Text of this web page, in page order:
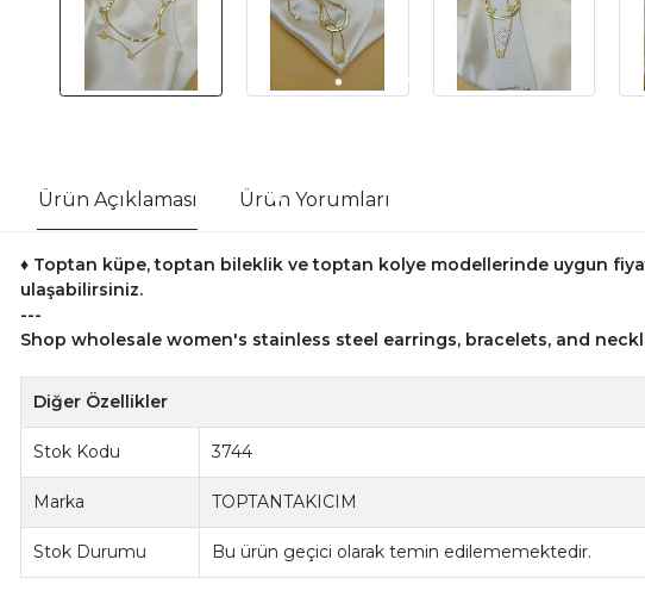
Ürün Açıklaması Ürün Yorumları
♦ Toptan küpe, toptan bileklik ve toptan kolye modellerinde uygun
ulaşabilirsiniz.
---
Shop wholesale women's stainless steel earrings, bracelets, and
Diğer Özellikler
Stok Kodu 3744
Marka TOPTANTAKICIM
Stok Durumu Bu ürün geçici olarak temin edilememektedir.